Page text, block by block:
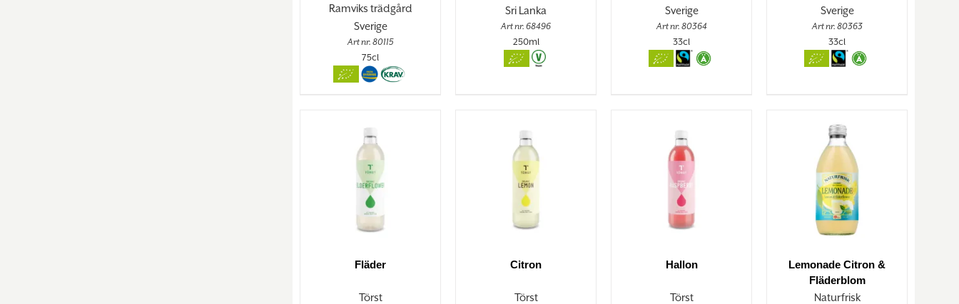
Ramviks trädgård
Sverige
Art nr. 80115
75cl
Sri Lanka
Art nr. 68496
250ml
Sverige
Art nr. 80364
33cl
Sverige
Art nr. 80363
33cl
Fläder
Törst
Citron
Törst
Hallon
Törst
Lemonade Citron &
Fläderblom
Naturfrisk